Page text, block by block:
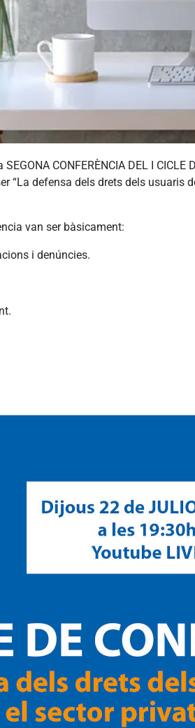
CONFERÈNCIA DEL I
“La defensa dels drets dels usuaris
van ser bàsicament:
i denúncies.